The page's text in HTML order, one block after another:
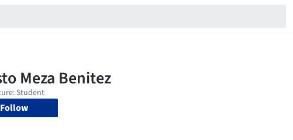
Follow